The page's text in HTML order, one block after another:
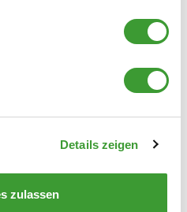
Details zeigen
zulassen
LINDENBLÜTE